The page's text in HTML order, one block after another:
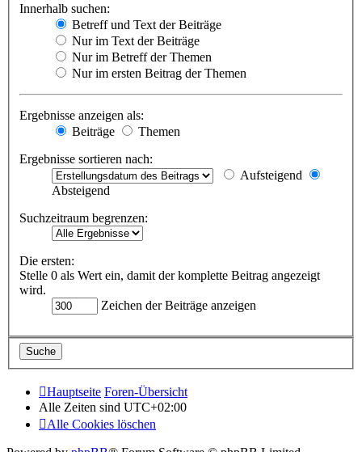
Innerhalb suchen:
Betreff und Text der Beiträge
Nur im Text der Beiträge
Nur im Betreff der Themen
Nur im ersten Beitrag der Themen
Ergebnisse anzeigen als:
Beiträge
Themen
Ergebnisse sortieren nach:
Aufsteigend
Absteigend
Suchzeitraum begrenzen:
Die ersten:
Stelle 0 als Wert ein, damit der komplette Beitrag angezeigt
wird.
Zeichen der Beiträge anzeigen
Hauptseite Foren-Übersicht
Alle Zeiten sind UTC+02:00
Alle Cookies löschen